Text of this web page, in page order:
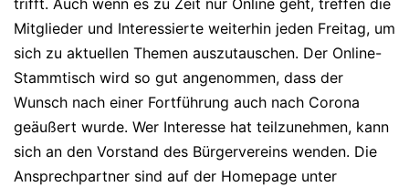
trifft. Auch wenn es zu Zeit nur Online geht, treffen die
Mitglieder und Interessierte weiterhin jeden Freitag, um
sich zu aktuellen Themen auszutauschen. Der Online-
Stammtisch wird so gut angenommen, dass der
Wunsch nach einer Fortführung auch nach Corona
geäußert wurde. Wer Interesse hat teilzunehmen, kann
sich an den Vorstand des Bürgervereins wenden. Die
Ansprechpartner sind auf der Homepage unter